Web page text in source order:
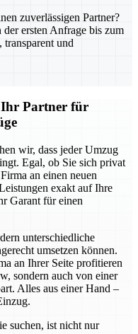
zuverlässigen Partner?
der ersten Anfrage bis zum
und
Ihr Partner für
wir, dass jeder Umzug
Egal, ob Sie sich privat
an einen neuen
exakt auf Ihre
Garant für einen
unterschiedliche
umsetzen können.
an Ihrer Seite profitieren
sondern auch von einer
Alles aus einer Hand –
suchen, ist nicht nur